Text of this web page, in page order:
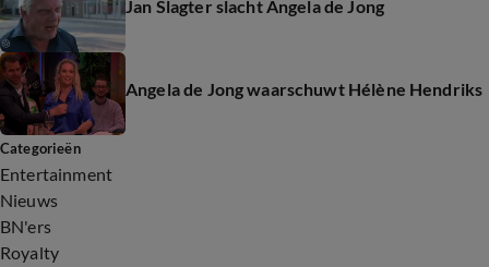
Jan Slagter slacht Angela de Jong
Angela de Jong waarschuwt Hélène Hendriks
Categorieën
Entertainment
Nieuws
BN'ers
Royalty